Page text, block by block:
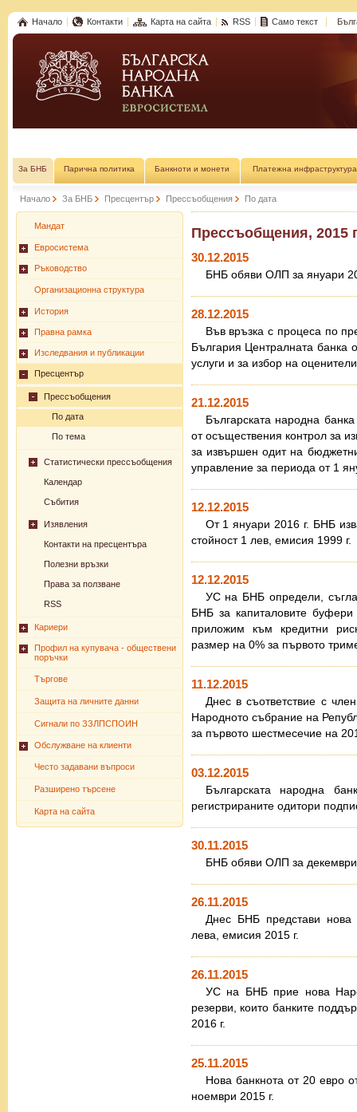
Начало Контакти Карта на сайта RSS Само текст
За БНБ Парична политика Банкноти и монети Платежна инфраструктура
Начало За БНБ Пресцентър Прессъобщения По дата
Мандат
Евросистема
Ръководство
Организационна структура
История
Правна рамка
Изследвания и публикации
Пресцентър
Прессъобщения
По дата
По тема
Статистически прессъобщения
Календар
Събития
Изявления
Контакти на пресцентъра
Полезни връзки
Права за ползване
RSS
Кариери
Профил на купувача - обществени
поръчки
Търгове
Защита на личните данни
Сигнали по ЗЗЛПСПОИН
Обслужване на клиенти
Често задавани въпроси
Разширено търсене
Карта на сайта
Прессъобщения, 2015
30.12.2015
БНБ обяви ОЛП за януари
28.12.2015
Във връзка с процеса по
България Централната банка
услуги и за избор на
21.12.2015
Българската народна
от осъществения контрол за
за извършен одит на
управление за периода от 1
12.12.2015
От 1 януари 2016 г. БНБ
стойност 1 лев, емисия 1999 г.
12.12.2015
УС на БНБ определи,
БНБ за капиталовите
приложим към кредитни
размер на 0% за първото
11.12.2015
Днес в съответствие с
Народното събрание на
за първото шестмесечие на
03.12.2015
Българската народна
регистрираните одитори
30.11.2015
БНБ обяви ОЛП за декември
26.11.2015
Днес БНБ представи
лева, емисия 2015 г.
26.11.2015
УС на БНБ прие нова
резерви, които банките
2016 г.
25.11.2015
Нова банкнота от 20 евро
ноември 2015 г.